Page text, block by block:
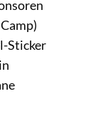
Sticker